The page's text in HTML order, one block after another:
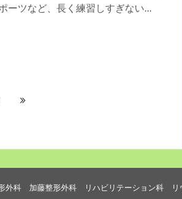
ーツなど、長く練習しすぎない...
外科 加藤整形外科 リハビリテーション科 リ